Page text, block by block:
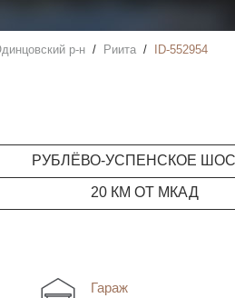
Одинцовский р-н Риита ID-552954
РУБЛЁВО-УСПЕНСКОЕ
20 КМ ОТ МКАД
Гараж